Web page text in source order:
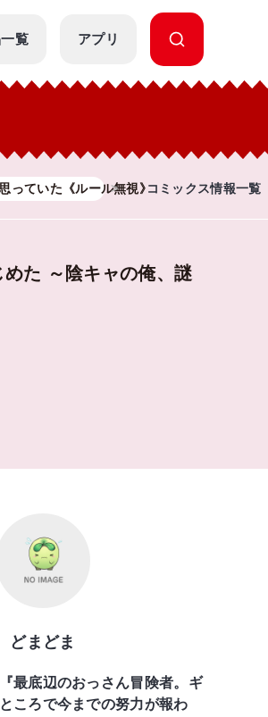
覧 アプリ
っていた《ルール無視》でうっかり無双～
コミックス情報一覧
た ～陰キャの俺、謎󠄀
どまどま
最底辺のおっさん冒険者。ギ
ころで今までの努力が報わ